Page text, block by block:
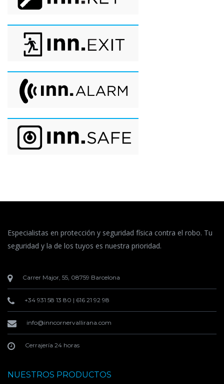
Especialistas en protección y seguridad física contra el robo. Tu
seguridad y la de los tuyos es nuestra prioridad.
Carrer Major, 55, 08759 Barcelona
+34 931 58 13 80 | 616 21 92 98
info@inncornervallirana.com
Cerrajería 24 horas
NUESTROS PRODUCTOS